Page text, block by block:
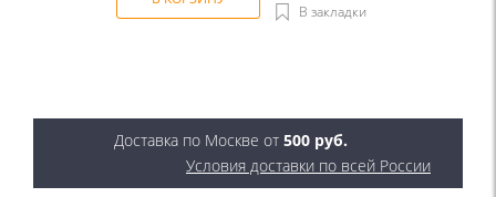
В закладки
Доставка по Москве от 500 руб.
Условия доставки по всей России